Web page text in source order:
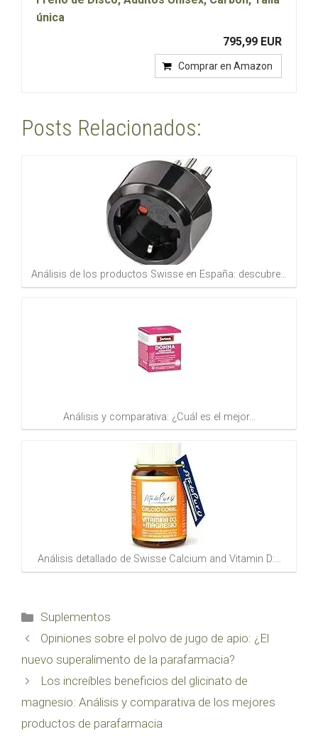
única
795,99 EUR
Comprar en Amazon
Posts Relacionados:
Análisis de los productos Swisse en España: descubre…
Análisis y comparativa: ¿Cuál es el mejor…
Análisis detallado de Swisse Calcium and Vitamin D:…
Categorías
Suplementos
Opiniones sobre el polvo de jugo de apio: ¿El
nuevo superalimento de la parafarmacia?
Los increíbles beneficios del glicinato de
magnesio: Análisis y comparativa de los mejores
productos de parafarmacia